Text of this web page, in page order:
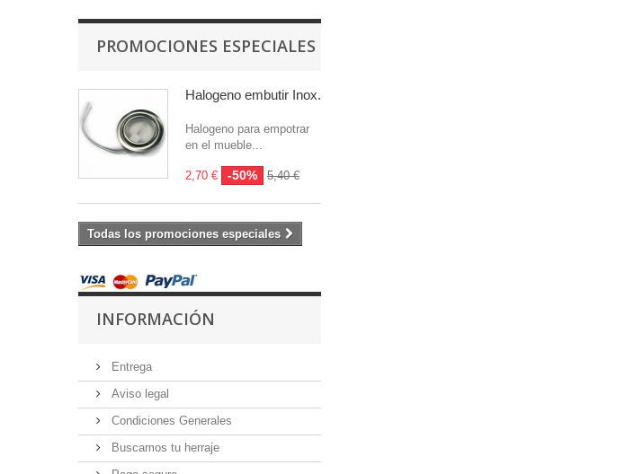
PROMOCIONES ESPECIALES
Halogeno embutir Inox.
Halogeno para empotrar
en el mueble...
2,70 € -50% 5,40 €
Todas los promociones especiales
INFORMACIÓN
Entrega
Aviso legal
Condiciones Generales
Buscamos tu herraje